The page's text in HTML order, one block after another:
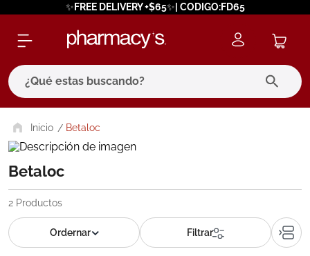
✨FREE DELIVERY +$65✨| CODIGO:FD65
¿Qué estas buscando?
Betaloc
Betaloc
2 Productos
términos más buscados
1. eucerin
2. protector solar
3. bioderma
5. cerave